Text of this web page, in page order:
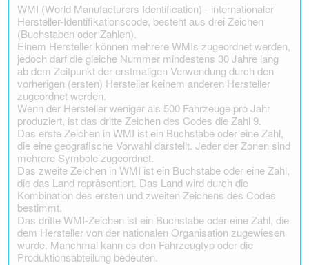
WMI (World Manufacturers Identification) - internationaler
Hersteller-Identifikationscode, besteht aus drei Zeichen
(Buchstaben oder Zahlen).
Einem Hersteller können mehrere WMIs zugeordnet werden,
jedoch darf die gleiche Nummer mindestens 30 Jahre lang
ab dem Zeitpunkt der erstmaligen Verwendung durch den
vorherigen (ersten) Hersteller keinem anderen Hersteller
zugeordnet werden.
Wenn der Hersteller weniger als 500 Fahrzeuge pro Jahr
produziert, ist das dritte Zeichen des Codes die Zahl 9.
Das erste Zeichen in WMI ist ein Buchstabe oder eine Zahl,
die eine geografische Vorwahl darstellt. Jeder der Zonen sind
mehrere Symbole zugeordnet.
Das zweite Zeichen in WMI ist ein Buchstabe oder eine Zahl,
die das Land repräsentiert. Das Land wird durch die
Kombination des ersten und zweiten Zeichens des Codes
bestimmt.
Das dritte WMI-Zeichen ist ein Buchstabe oder eine Zahl, die
dem Hersteller von der nationalen Organisation zugewiesen
wurde. Manchmal kann es den Fahrzeugtyp oder die
Produktionsabteilung bedeuten.